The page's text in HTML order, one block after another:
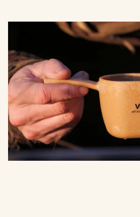
Kåsa Gullhöjsen
Kåsa tillverkad av förnybar
greppvänlig design. Passar lika
mat.
Pris: 99 sek